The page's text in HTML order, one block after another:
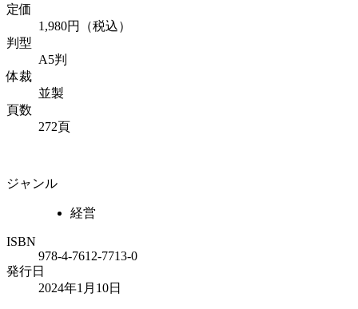
定価
1,980円（税込）
判型
A5判
体裁
並製
頁数
272頁
ジャンル
経営
ISBN
978-4-7612-7713-0
発行日
2024年1月10日